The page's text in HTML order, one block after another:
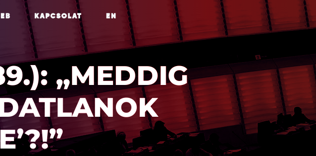
KAPCSOLAT EN
„MEDDIG